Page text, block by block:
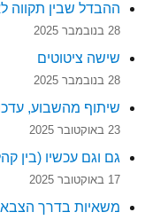
ההבדל שבין תקווה
28 בנובמבר 2025
שישה ציטוטים
28 בנובמבר 2025
שיתוף מהשבוע,
23 באוקטובר 2025
גם וגם עכשיו (בין
17 באוקטובר 2025
משאיות בדרך